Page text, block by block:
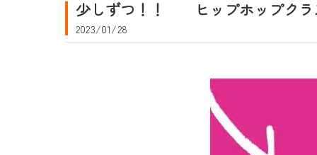
少しずつ！！ ヒップホップクラ
2023/01/28